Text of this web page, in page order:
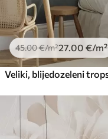
81.6749.00€/m²
45.00€/m²27 .00 €/m²